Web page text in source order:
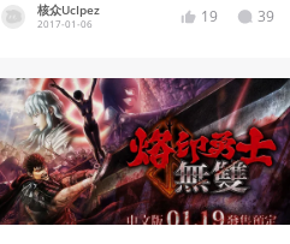
核众UcIpez
2017-01-06 19 39